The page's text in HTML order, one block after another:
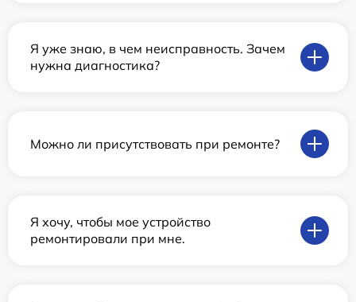
Я уже знаю, в чем неисправность. Зачем
нужна диагностика?
Можно ли присутствовать при ремонте?
Я хочу, чтобы мое устройство
ремонтировали при мне.